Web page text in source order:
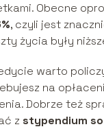
Obecne
, czyli jest
życia były
warto
na
Dobrze też
z stypendium